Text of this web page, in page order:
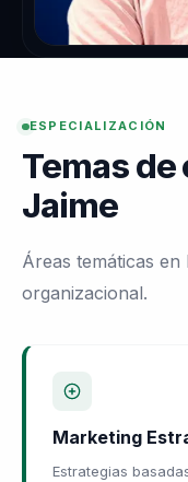
ESPECIALIZACIÓN
Temas
Jaime
Áreas temáticas
organizacional.
Marketing
Estrategias